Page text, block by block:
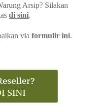
Arsip? Silakan
di sini.
viaformulir ini.